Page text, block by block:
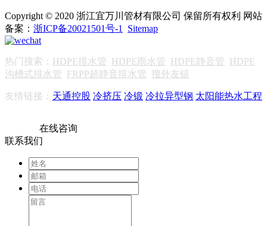
Copyright © 2020 浙江宜万川管材有限公司 保留所有权利 网站
备案： 浙ICP备20021501号-1 Sitemap
热门搜索： HDPE排水管 HDPE雨水管 HDPE静音管 HDPE
沟槽式排水管 FRPP超静音排水管 搜外友链
友情链接： 天通控股 冷挤压 冷锻 冷拉异型钢 太阳能热水工程
在线咨询
联系我们